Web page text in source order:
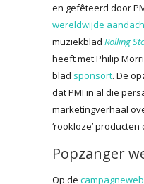
en gefêteerd door
wereldwijde
muziekblad Rolling
heeft met Philip
blad sponsort. De
dat PMI in al die
marketingverhaal
‘rookloze’
Popzanger
Op de